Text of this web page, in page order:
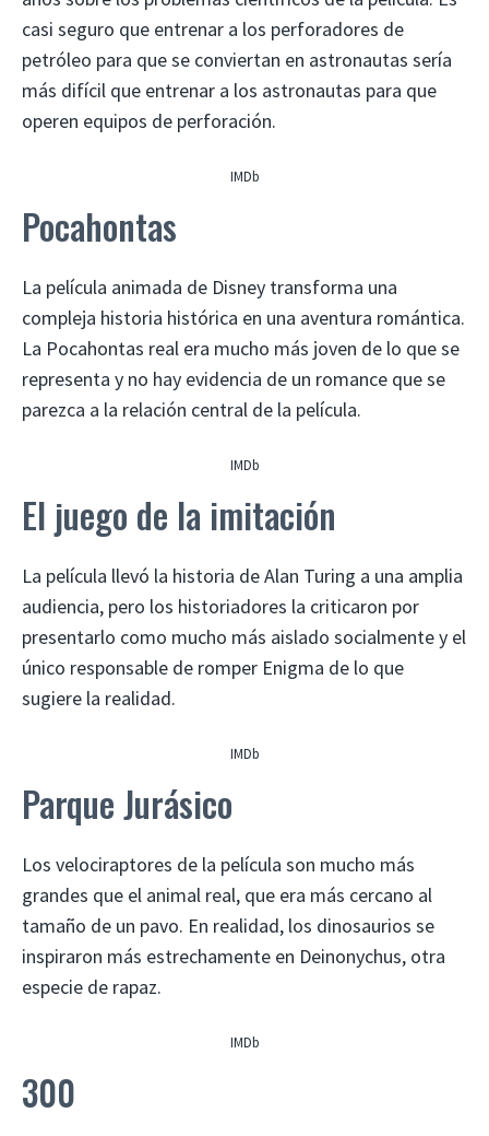
casi seguro que entrenar a los perforadores de
petróleo para que se conviertan en astronautas sería
más difícil que entrenar a los astronautas para que
operen equipos de perforación.
IMDb
Pocahontas
La película animada de Disney transforma una
compleja historia histórica en una aventura romántica.
La Pocahontas real era mucho más joven de lo que se
representa y no hay evidencia de un romance que se
parezca a la relación central de la película.
IMDb
El juego de la imitación
La película llevó la historia de Alan Turing a una amplia
audiencia, pero los historiadores la criticaron por
presentarlo como mucho más aislado socialmente y el
único responsable de romper Enigma de lo que
sugiere la realidad.
IMDb
Parque Jurásico
Los velociraptores de la película son mucho más
grandes que el animal real, que era más cercano al
tamaño de un pavo. En realidad, los dinosaurios se
inspiraron más estrechamente en Deinonychus, otra
especie de rapaz.
IMDb
300